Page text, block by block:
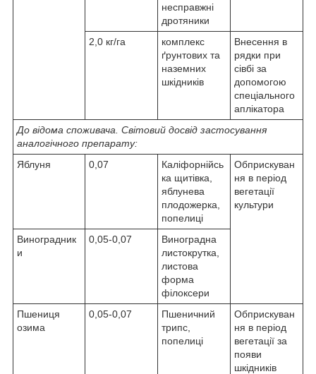
несправжні
дротяники
2,0 кг/га
комплекс
ґрунтових та
наземних
шкідників
Внесення в
рядки при
сівбі за
допомогою
спеціального
аплікатора
До відома споживача. Світовий досвід застосування
аналогічного препарату:
Яблуня
0,07
Каліфорнійсь
ка щитівка,
яблунева
плодожерка,
попелиці
Обприскуван
ня в період
вегетації
культури
Виноградник
и
0,05-0,07
Виноградна
листокрутка,
листова
форма
філоксери
Пшениця
озима
0,05-0,07
Пшеничний
трипс,
попелиці
Обприскуван
ня в період
вегетації за
появи
шкідників